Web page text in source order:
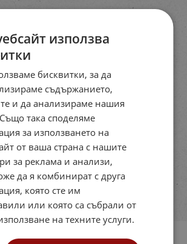
използва
бисквитки, за да
съдържанието,
и да анализираме нашия
така споделяме
за използването на
от ваша страна с нашите
за реклама и анализи,
да я комбинират с друга
която сте им
или която са събрали от
на техните услуги.